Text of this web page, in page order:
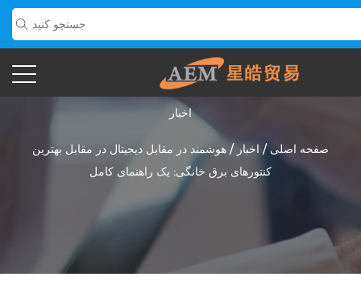
اخبار
صفحه اصلی / اخبار / هوشمند در مقابل دیجیتال در مقابل بهترین
کنتورهای برق خانگی: یک راهنمای کامل